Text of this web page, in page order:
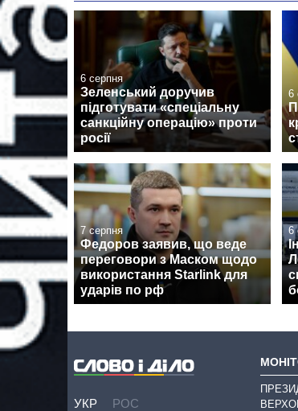
6 серпня
Зеленський доручив
підготувати «спеціальну
санкційну операцію» проти
росії
6
7 серпня
Федоров заявив, що веде
переговори з Маском щодо
використання Starlink для
ударів по рф
6
УКР РОС